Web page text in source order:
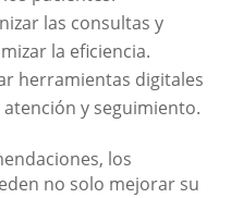
las consultas y
la eficiencia.
herramientas digitales
y seguimiento.
los
no solo mejorar su